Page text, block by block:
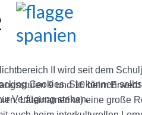
II wird seit dem
9 und 10 beim
Lateinamerika) eine große
Cookies. Sie können
Verfügung stehen.